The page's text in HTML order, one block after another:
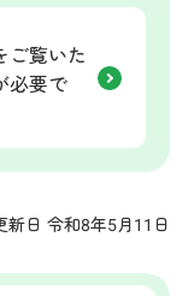
ご覧いた
必要で
新日 令和8年5月11日